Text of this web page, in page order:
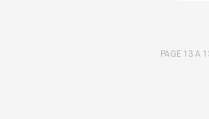
PAGE 13 A